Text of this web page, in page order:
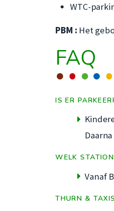
WTC-
PBM : Het
FAQ
IS ER
WELK
Vanaf
THURN &